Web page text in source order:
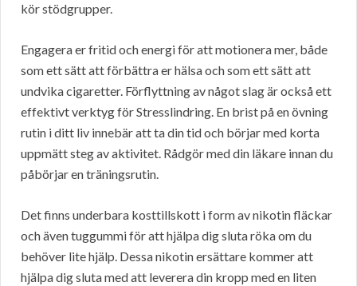
kör stödgrupper.
Engagera er fritid och energi för att motionera mer, både
som ett sätt att förbättra er hälsa och som ett sätt att
undvika cigaretter. Förflyttning av något slag är också ett
effektivt verktyg för Stresslindring. En brist på en övning
rutin i ditt liv innebär att ta din tid och börjar med korta
uppmätt steg av aktivitet. Rådgör med din läkare innan du
påbörjar en träningsrutin.
Det finns underbara kosttillskott i form av nikotin fläckar
och även tuggummi för att hjälpa dig sluta röka om du
behöver lite hjälp. Dessa nikotin ersättare kommer att
hjälpa dig sluta med att leverera din kropp med en liten